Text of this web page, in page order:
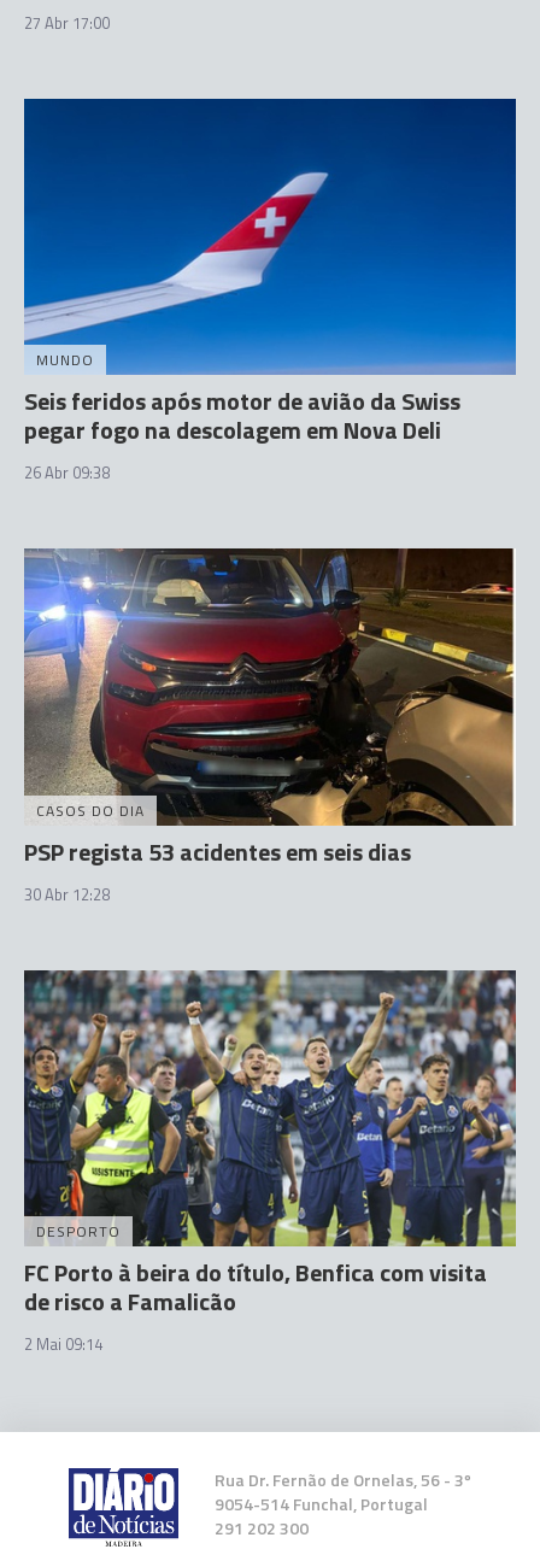
27 Abr 17:00
MUNDO
Seis feridos após motor de avião da Swiss
pegar fogo na descolagem em Nova Deli
26 Abr 09:38
CASOS DO DIA
PSP regista 53 acidentes em seis dias
30 Abr 12:28
DESPORTO
FC Porto à beira do título, Benfica com visita
de risco a Famalicão
2 Mai 09:14
Rua Dr. Fernão de Ornelas, 56 - 3º
9054-514 Funchal, Portugal
291 202 300